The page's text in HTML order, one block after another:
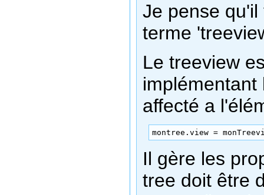
Je pense
terme
Le treeview
implémentant
affecté a
montree.view =
Il gère les
tree doit être